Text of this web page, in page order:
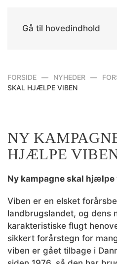
Gå til hovedindhold
FORSIDE NYHEDER
SKAL HJÆLPE VIBEN
NY
HJÆLPE
Ny kampagne skal hjælpe
Viben er en elsket
landbrugslandet, og dens
karakteristiske flugt
sikkert forårstegn for
viben er gået tilbage i